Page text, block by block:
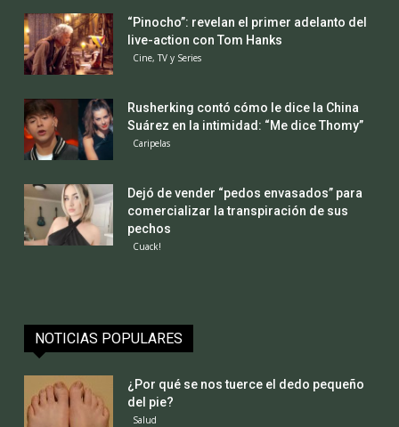
“Pinocho”: revelan el primer adelanto del
live-action con Tom Hanks
Cine, TV y Series
Rusherking contó cómo le dice la China
Suárez en la intimidad: “Me dice Thomy”
Caripelas
Dejó de vender “pedos envasados” para
comercializar la transpiración de sus
pechos
Cuack!
NOTICIAS POPULARES
¿Por qué se nos tuerce el dedo pequeño
del pie?
Salud